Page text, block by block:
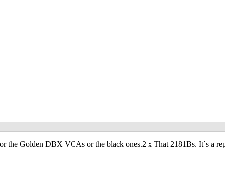
the Golden DBX VCAs or the black ones.2 x That 2181Bs. It´s a